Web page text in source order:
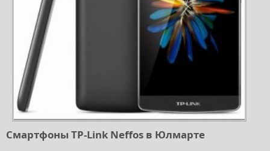
Смартфоны TP-Link Neffos в Юлмарте